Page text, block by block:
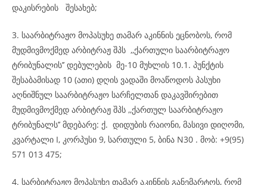
დაკისრების შესახებ;
3. საარბიტრაჟო მოპასუხე თამარ აკინნის ეცნობოს, რომ
მუდმივმოქმედ არბიტრაჟ შპს ,,ქართული საარბიტრაჟო
ტრიბუნალის’’ დებულების მე-10 მუხლის 10.1. პუნქტის
შესაბამისად 10 (ათი) დღის ვადაში მოაწოდოს პასუხი
აღნიშნულ საარბიტრაჟო სარჩელთან დაკავშირებით
მუდმივმოქმედ არბიტრაჟ შპს ,,ქართულ საარბიტრაჟო
ტრიბუნალს’’ მდებარე: ქ. დიდუბის რაიონი, მასივი დიღომი,
კვარტალი I, კორპუსი 9, სართული 5, ბინა N30 . მობ: +9(95)
571 013 475;
4. სარბიტრაჟო მოპასუხე თამარ აკინნის განემარტოს, რომ